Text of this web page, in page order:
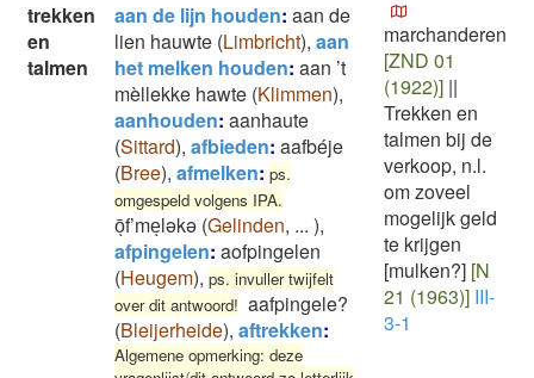
trekken
en
talmen
aan de lijn houden: aan de
lien hauwte (Limbricht), aan
het melken houden: aan ’t
mèllekke hawte (Klimmen),
aanhouden: aanhaute
(Sittard), afbieden: aafbéje
(Bree), afmelken: ps.
omgespeld volgens IPA.
ōͅf’meͅləkə (Gelinden, ... ),
afpingelen: aofpingelen
(Heugem), ps. invuller twijfelt
over dit antwoord! aafpingele?
(Bleijerheide), aftrekken:
Algemene opmerking: deze
marchanderen
[ZND 01
(1922)] ||
Trekken en
talmen bij de
verkoop, n.l.
om zoveel
mogelijk geld
te krijgen
[mulken?] [N
21 (1963)] III-
3-1